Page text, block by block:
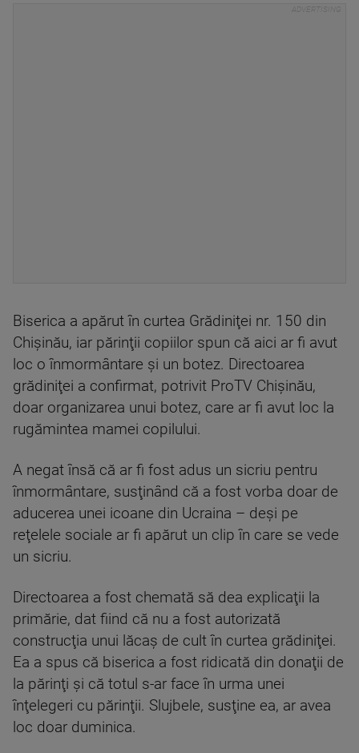
Biserica a apărut în curtea Grădiniţei nr. 150 din
Chişinău, iar părinţii copiilor spun că aici ar fi avut
loc o înmormântare şi un botez. Directoarea
grădiniţei a confirmat, potrivit ProTV Chişinău,
doar organizarea unui botez, care ar fi avut loc la
rugămintea mamei copilului.
A negat însă că ar fi fost adus un sicriu pentru
înmormântare, susţinând că a fost vorba doar de
aducerea unei icoane din Ucraina – deşi pe
reţelele sociale ar fi apărut un clip în care se vede
un sicriu.
Directoarea a fost chemată să dea explicaţii la
primărie, dat fiind că nu a fost autorizată
construcţia unui lăcaş de cult în curtea grădiniţei.
Ea a spus că biserica a fost ridicată din donaţii de
la părinţi şi că totul s-ar face în urma unei
înţelegeri cu părinţii. Slujbele, susţine ea, ar avea
loc doar duminica.